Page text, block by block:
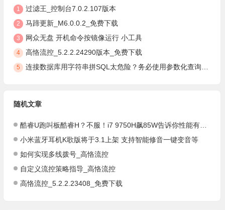
1 过滤王_控制台7.0.2.107版本
2 马蹄更新_M6.0.0.2_免费下载
3 网众无盘 开机命令按镜像运行 小工具
4 高恪流控_5.2.2.24290版本_免费下载
5 连接数据库用字符串拼SQL太危险？务必使用参数化查询，安全防注入
随机文章
酷睿U跑叫板酷睿H？不服！i7 9750H飙85W告诉你性能有多炸裂！
小米蓝牙耳机K歌版将于3.1上架 支持智能修音一键变音等
如何实现多线拨号_高恪流控
自定义流控策略指导_高恪流控
高恪流控_5.2.2.23408_免费下载